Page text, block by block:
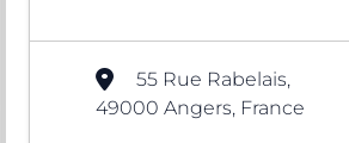
55 Rue Rabelais,
49000 Angers, France